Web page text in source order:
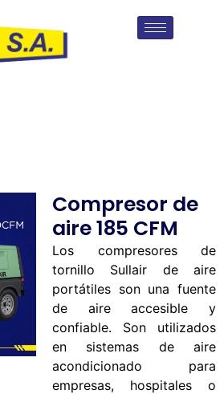
Compresor de
aire 185 CFM
Los compresores de
tornillo Sullair de aire
portátiles son una fuente
de aire accesible y
confiable. Son utilizados
en sistemas de aire
acondicionado para
empresas, hospitales o